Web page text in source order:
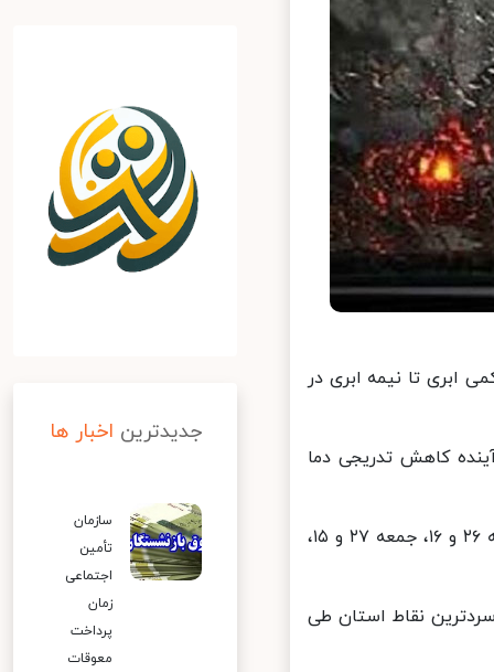
ابری تا نیمه ابری در
کاهش تدریجی دما
بیشینه و کمینه دمای هوای پایتخت در روزهای چهارشنبه ۲۷ و ۱۵، پنجشنبه ۲۶ و ۱۶، جمعه ۲۷ و ۱۵،
سردترین نقاط استان طی
جدیدترین اخبار ها
سازمان
تأمین
اجتماعی
زمان
پرداخت
معوقات